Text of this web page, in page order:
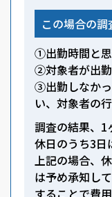
この場合の調
①出勤時間と
②対象者が出
③出勤しなか
い、対象者の
調査の結果、1
休日のうち3日
上記の場合、
は予め承知し
することで費